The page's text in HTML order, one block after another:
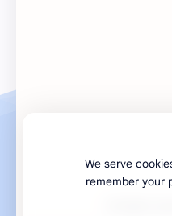
We serve
remember your